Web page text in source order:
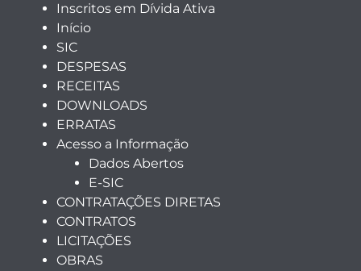
Inscritos em Dívida Ativa
Início
SIC
DESPESAS
RECEITAS
DOWNLOADS
ERRATAS
Acesso a Informação
Dados Abertos
E-SIC
CONTRATAÇÕES DIRETAS
CONTRATOS
LICITAÇÕES
OBRAS